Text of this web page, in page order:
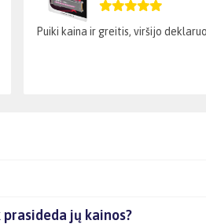
Puiki kaina ir greitis, viršijo
jų kainos?